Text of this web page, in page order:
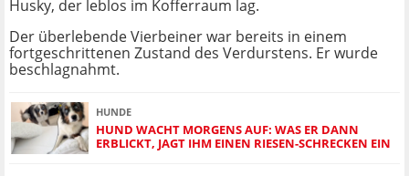
Husky, der leblos im Kofferraum lag.
Der überlebende Vierbeiner war bereits in einem
fortgeschrittenen Zustand des Verdurstens. Er wurde
beschlagnahmt.
HUNDE
HUND WACHT MORGENS AUF: WAS ER DANN
ERBLICKT, JAGT IHM EINEN RIESEN-SCHRECKEN EIN